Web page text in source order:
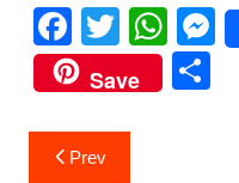
F
a
c
e
T
w
itt
er
W
h
at
e
Save
S
PostPrev